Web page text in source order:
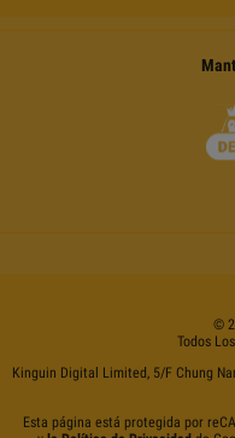
©
Todos
Kinguin Digital Limited, 5/F Chung
Esta página está protegida por